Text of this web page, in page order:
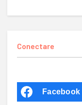
Conectare
Facebook